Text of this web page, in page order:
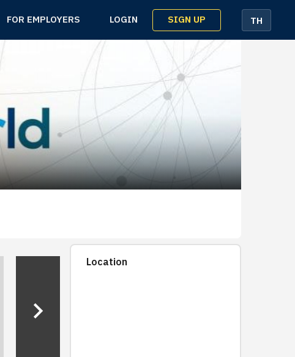
FOR EMPLOYERS LOGIN SIGN UP TH
keyboard_arrow_right
Location